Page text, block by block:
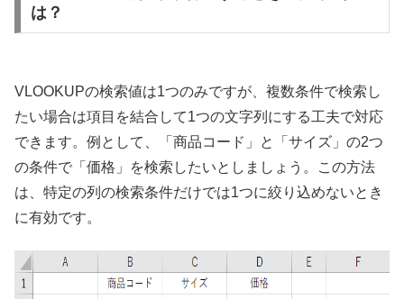
は？
VLOOKUPの検索値は1つのみですが、複数条件で検索し
たい場合は項目を結合して1つの文字列にする工夫で対応
できます。例として、「商品コード」と「サイズ」の2つ
の条件で「価格」を検索したいとしましょう。この方法
は、特定の列の検索条件だけでは1つに絞り込めないとき
に有効です。